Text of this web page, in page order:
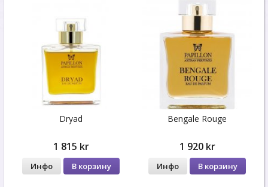
Dryad
1 815 kr
Инфо В корзину
Bengale Rouge
1 920 kr
Инфо В корзину